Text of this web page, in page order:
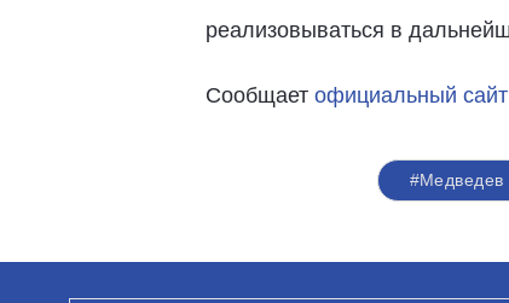
реализовываться в
Сообщает официальный
#Медведев